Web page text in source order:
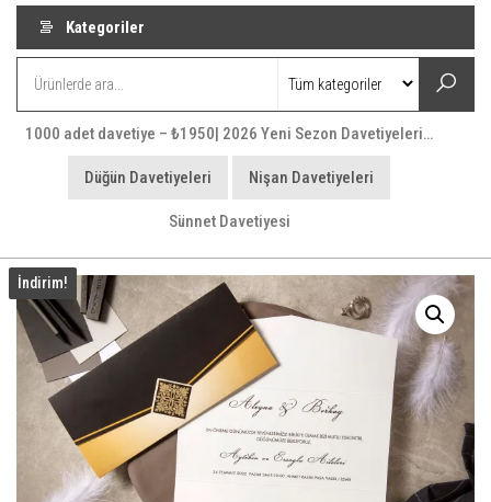
Kategoriler
1000 adet davetiye – ₺1950| 2026 Yeni Sezon Davetiyeleri…
Düğün Davetiyeleri Nişan Davetiyeleri
Sünnet Davetiyesi
İndirim!